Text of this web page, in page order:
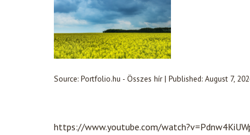
Source: Portfolio.hu - Összes hír| Published: August 7,
https://www.youtube.com/